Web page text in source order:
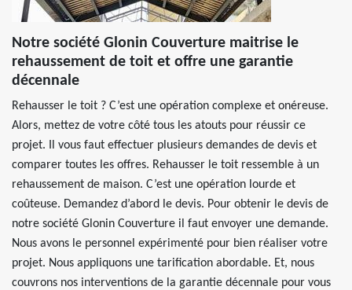
Notre société Glonin Couverture maitrise le
rehaussement de toit et offre une garantie
décennale
Rehausser le toit ? C’est une opération complexe et onéreuse.
Alors, mettez de votre côté tous les atouts pour réussir ce
projet. Il vous faut effectuer plusieurs demandes de devis et
comparer toutes les offres. Rehausser le toit ressemble à un
rehaussement de maison. C’est une opération lourde et
coûteuse. Demandez d’abord le devis. Pour obtenir le devis de
notre société Glonin Couverture il faut envoyer une demande.
Nous avons le personnel expérimenté pour bien réaliser votre
projet. Nous appliquons une tarification abordable. Et, nous
couvrons nos interventions de la garantie décennale pour vous